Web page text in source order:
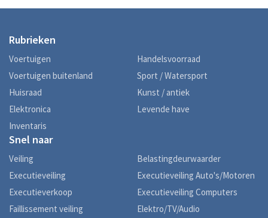
Rubrieken
Voertuigen
Voertuigen buitenland
Huisraad
Elektronica
Inventaris
Handelsvoorraad
Sport / Watersport
Kunst / antiek
Levende have
Snel naar
Veiling
Executieveiling
Executieverkoop
Faillissement veiling
Belastingdeurwaarder
Executieveiling Auto's/Motoren
Executieveiling Computers
Elektro/TV/Audio